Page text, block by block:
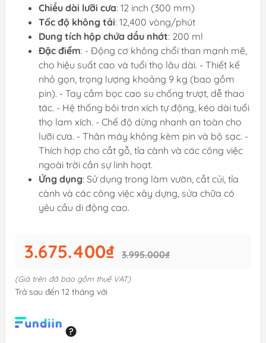
Chiều dài lưỡi cưa: 12 inch (300 mm)
Tốc độ không tải: 12,400 vòng/phút
Dung tích hộp chứa dầu nhớt: 200 ml
Đặc điểm: - Động cơ không chổi than mạnh mẽ,
cho hiệu suất cao và tuổi thọ lâu dài. - Thiết kế
nhỏ gọn, trọng lượng khoảng 9 kg (bao gồm
pin). - Tay cầm bọc cao su chống trượt, dễ thao
tác. - Hệ thống bôi trơn xích tự động, kéo dài tuổi
thọ lam xích. - Chế độ dừng nhanh an toàn cho
lưỡi cưa. - Thân máy không kèm pin và bộ sạc. -
Thích hợp cho cắt gỗ, tỉa cành và các công việc
ngoài trời cần sự linh hoạt.
Ứng dụng: Sử dụng trong làm vườn, cắt củi, tỉa
cành và các công việc xây dựng, sửa chữa có
yêu cầu di động cao.
3.675.400₫ 3.995.000₫
(Giá trên đã bao gồm thuế VAT)
Trả sau đến 12 tháng với